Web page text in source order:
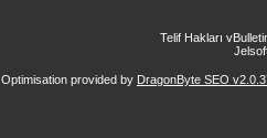
Telif Hakları
provided by DragonByte SEO